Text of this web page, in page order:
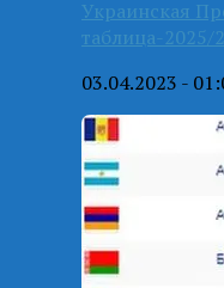
Украинская
таблица-2025/
03.04.2023 -